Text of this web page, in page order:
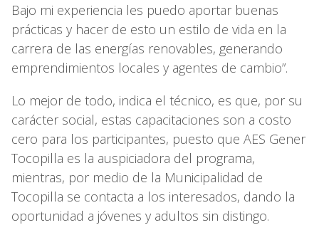
Bajo mi experiencia les puedo aportar buenas
prácticas y hacer de esto un estilo de vida en la
carrera de las energías renovables, generando
emprendimientos locales y agentes de cambio”.
Lo mejor de todo, indica el técnico, es que, por su
carácter social, estas capacitaciones son a costo
cero para los participantes, puesto que AES Gener
Tocopilla es la auspiciadora del programa,
mientras, por medio de la Municipalidad de
Tocopilla se contacta a los interesados, dando la
oportunidad a jóvenes y adultos sin distingo.